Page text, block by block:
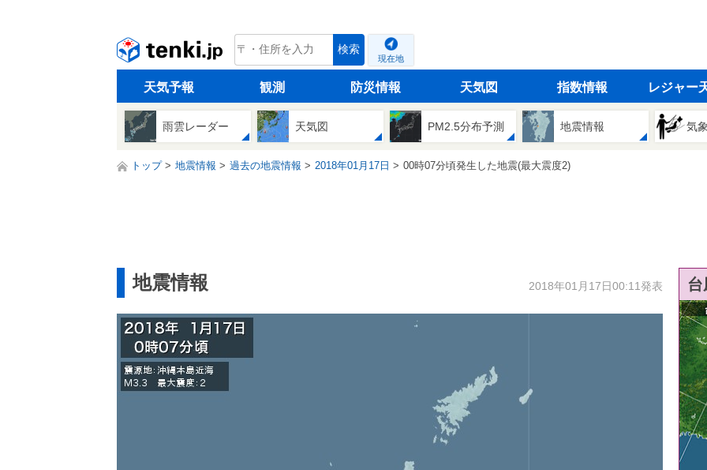
tenki.jp 検索
現在地
天気予報 観測 防災情報 天気図 指数情報 レジャー
雨雲レーダー 天気図 PM2.5分布予測 地震情報 気
トップ 地震情報 過去の地震情報 2018年01月17日 00時07分頃発生した地震(最大震度2)
地震情報 2018年01月17日00:11発表